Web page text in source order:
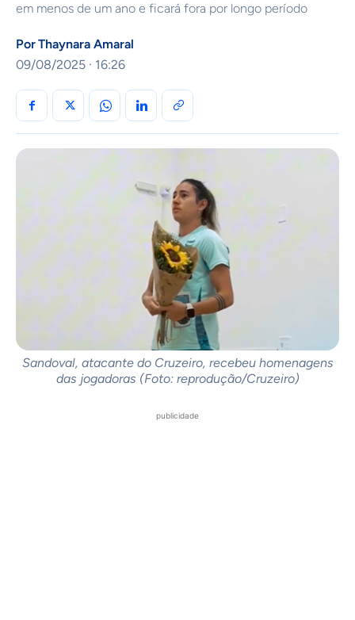
em menos de um ano e ficará fora por longo período
PorThaynara Amaral
09/08/2025 · 16:26
Sandoval, atacante do Cruzeiro, recebeu homenagens
das jogadoras (Foto: reprodução/Cruzeiro)
publicidade